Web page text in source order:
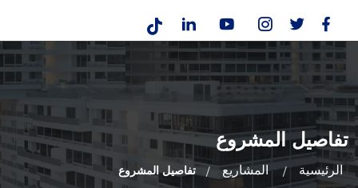
تفاصيل المشروع
الرئيسية المشاريع تفاصيل المشروع